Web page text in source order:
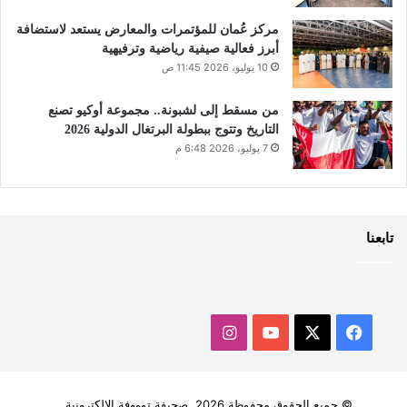
مركز عُمان للمؤتمرات والمعارض يستعد لاستضافة
أبرز فعالية صيفية رياضية وترفيهية
10 يوليو، 2026 11:45 ص
من مسقط إلى لشبونة.. مجموعة أوكيو تصنع
التاريخ وتتوج ببطولة البرتغال الدولية 2026
7 يوليو، 2026 6:48 م
تابعنا
فيسبوك ‫YouTubeانستقرام